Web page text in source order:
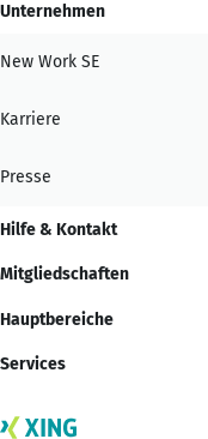
Unternehmen
New Work SE
Karriere
Presse
Hilfe & Kontakt
Mitgliedschaften
Hauptbereiche
Services